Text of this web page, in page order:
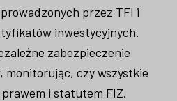
przez TFI i
inwestycyjnych.
zabezpieczenie
czy wszystkie
i statutem FIZ.